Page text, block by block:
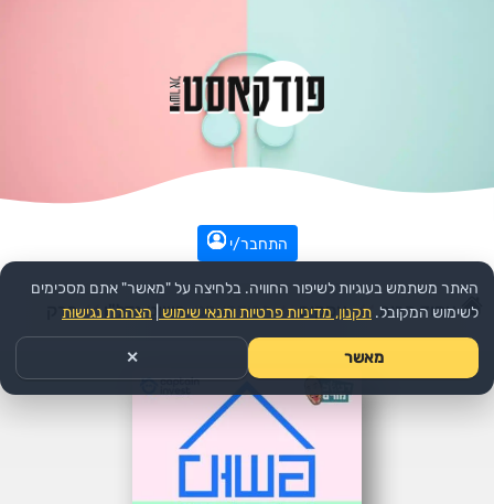
התחבר/י
עמוד הבית >> עסקים >>הפודקאסט: פשוט נדל"ן >>פרק
האתר משתמש בעוגיות לשיפור החוויה. בלחיצה על "מאשר" אתם מסכימים
לשימוש המקובל. תקנון, מדיניות פרטיות ותנאי שימוש הצהרת נגישות
מאשר ✕